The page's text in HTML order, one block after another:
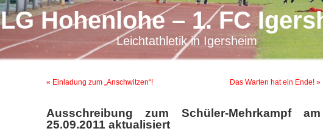
LG Hohenlohe – 1. FC
Leichtathletik in Igersheim
« Einladung zum „Anschwitzen“! Das Warten hat ein Ende! »
Ausschreibung zum Schüler-Mehrkampf am
25.09.2011 aktualisiert